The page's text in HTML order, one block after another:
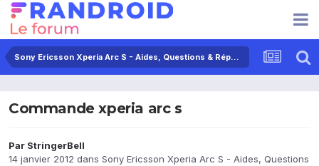
Sony Ericsson Xperia Arc S - Aides, Questions & Réponses
Commande xperia arc s
Par StringerBell
14 janvier 2012 dans Sony Ericsson Xperia Arc S - Aides, Questions